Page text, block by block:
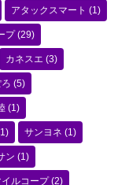
アタックスマート (1)
プ(29)
カネスエ (3)
(5)
(1)
サンヨネ (1)
ン (1)
イルコープ(2)